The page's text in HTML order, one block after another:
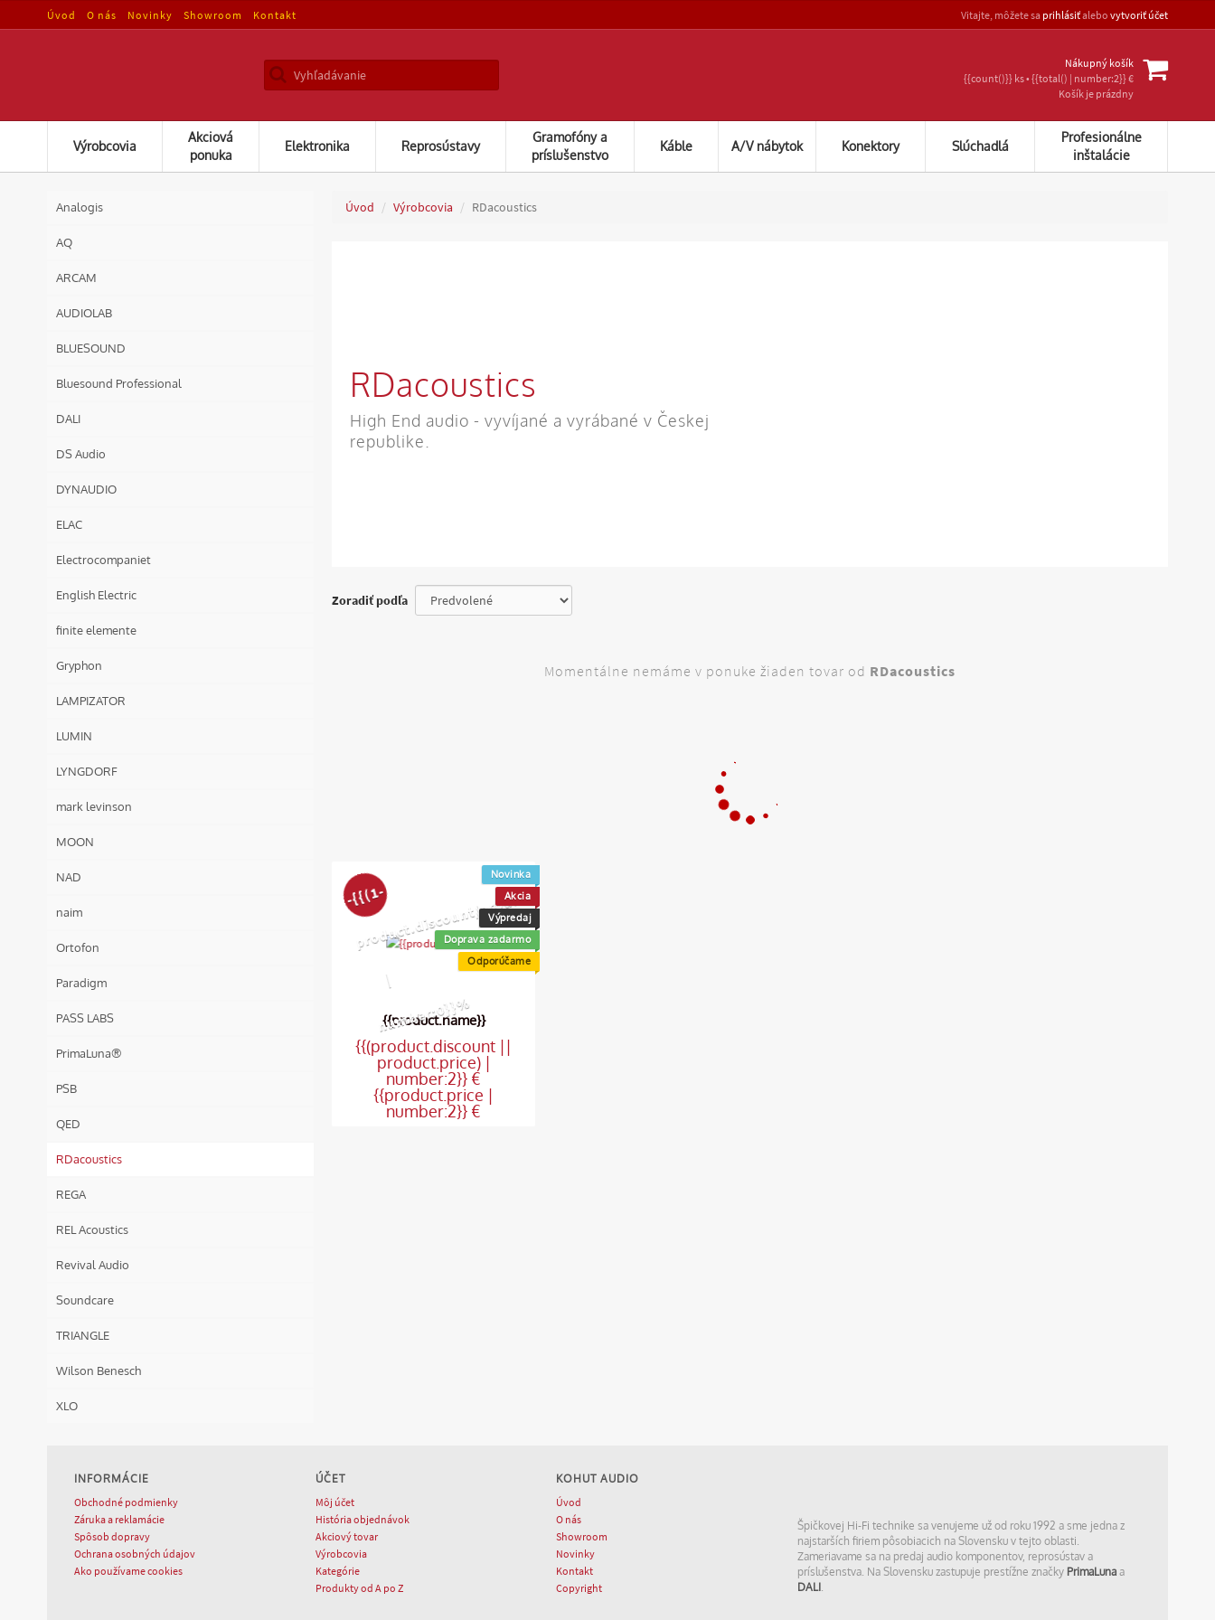
Úvod O nás Novinky Showroom Kontakt Vitajte, môžete sa prihlásiťalebo vytvoriť účet
Nákupný košík
{{count()}} ks • {{total() | number:2}} €
Košík je prázdny
Výrobcovia
Akciová
ponuka
Elektronika Reprosústavy
Gramofóny a
príslušenstvo
Káble A/V nábytok Konektory Slúchadlá
Profesionálne
inštalácie
Analogis
AQ
ARCAM
AUDIOLAB
BLUESOUND
Bluesound Professional
DALI
DS Audio
DYNAUDIO
ELAC
Electrocompaniet
English Electric
finite elemente
Gryphon
LAMPIZATOR
LUMIN
LYNGDORF
mark levinson
MOON
NAD
naim
Ortofon
Paradigm
PASS LABS
PrimaLuna®
PSB
QED
RDacoustics
REGA
REL Acoustics
Revival Audio
Soundcare
TRIANGLE
Wilson Benesch
XLO
Úvod Výrobcovia RDacoustics
RDacoustics
High End audio - vyvíjané a vyrábané v Českej
republike.
Zoradiť podľa
Momentálne nemáme v ponuke žiaden tovar od RDacoustics
Novinka
Akcia
Výpredaj
Doprava zadarmo
Odporúčame
-{{(
1-
pr
o
d
u
ct.
di
s
c
o
u
nt/
pr
o
d
u
ct.
pri
c
e)
*
1
0
0
n
u
m
b
er:
0}}
%
{{product.name}}
{{(product.discount ||
product.price) |
number:2}} €
{{product.price |
number:2}} €
Špičkovej Hi-Fi technike sa venujeme už od roku 1992 a sme jedna z
najstarších firiem pôsobiacich na Slovensku v tejto oblasti.
Zameriavame sa na predaj audio komponentov, reprosústav a
príslušenstva. Na Slovensku zastupuje prestížne značky PrimaLuna a
DALI.
INFORMÁCIE
Obchodné podmienky
Záruka a reklamácie
Spôsob dopravy
Ochrana osobných údajov
Ako používame cookies
ÚČET
Môj účet
História objednávok
Akciový tovar
Výrobcovia
Kategórie
Produkty od A po Z
KOHUT AUDIO
Úvod
O nás
Showroom
Novinky
Kontakt
Copyright